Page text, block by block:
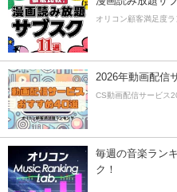
オリコン顧客満足度
2026年動画配信
CS動画配信サービス
毎週の音楽ラン
ク！